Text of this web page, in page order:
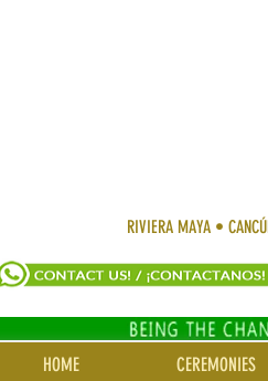
RIVIERA MAYA •
HOME CEREMONIES